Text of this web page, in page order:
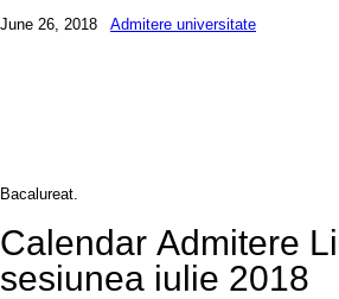
June 26, 2018
Admitere universitate
Bacalureat.
Calendar Admitere
sesiunea iulie 2018